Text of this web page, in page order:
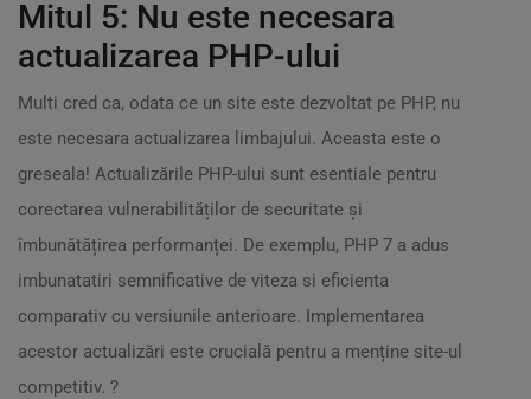
Mitul 5: Nu este necesara
actualizarea PHP-ului
Multi cred ca, odata ce un site este dezvoltat pe PHP, nu
este necesara actualizarea limbajului. Aceasta este o
greseala! Actualizările PHP-ului sunt esentiale pentru
corectarea vulnerabilităților de securitate și
îmbunătățirea performanței. De exemplu, PHP 7 a adus
imbunatatiri semnificative de viteza si eficienta
comparativ cu versiunile anterioare. Implementarea
acestor actualizări este crucială pentru a menține site-ul
competitiv. ?